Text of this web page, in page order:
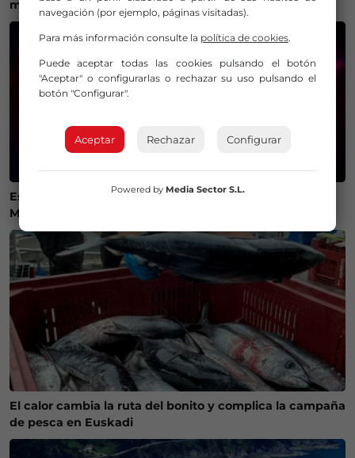
motera que dejó huella en el mundo de las dos ruedas
Estos son los mejores lugares de Bizkaia y Las
Merindades para ver el eclipse del 12 de agosto
El calor cambia la ruta del bonito y complica la campaña
de pesca en Euskadi
navegación (por ejemplo, páginas visitadas).
Para más información consulte la política de cookies.
Puede aceptar todas las cookies pulsando el botón
"Aceptar" o configurarlas o rechazar su uso pulsando el
botón "Configurar".
Aceptar Rechazar Configurar
Powered by Media Sector S.L.